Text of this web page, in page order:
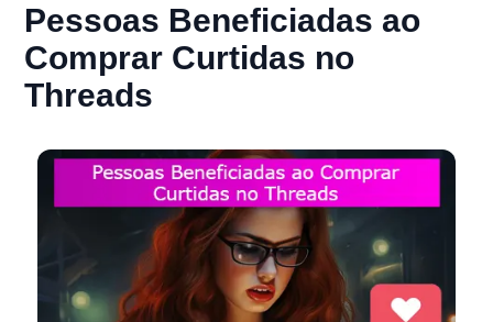
Pessoas Beneficiadas ao
Comprar Curtidas no
Threads